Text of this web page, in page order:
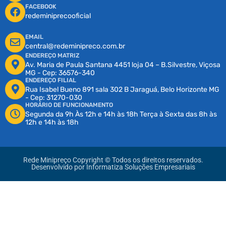
FACEBOOK
redeminiprecooficial
EMAIL
central@redeminipreco.com.br
ENDEREÇO MATRIZ
Av. Maria de Paula Santana 4451 loja 04 – B.Silvestre, Viçosa
MG - Cep: 36576-340
ENDEREÇO FILIAL
Rua Isabel Bueno 891 sala 302 B Jaraguá, Belo Horizonte MG
- Cep: 31270-030
HORÁRIO DE FUNCIONAMENTO
Segunda da 9h Às 12h e 14h às 18h Terça à Sexta das 8h às
12h e 14h às 18h
Rede Minipreço Copyright © Todos os direitos reservados.
Desenvolvido por Informatiza Soluções Empresariais